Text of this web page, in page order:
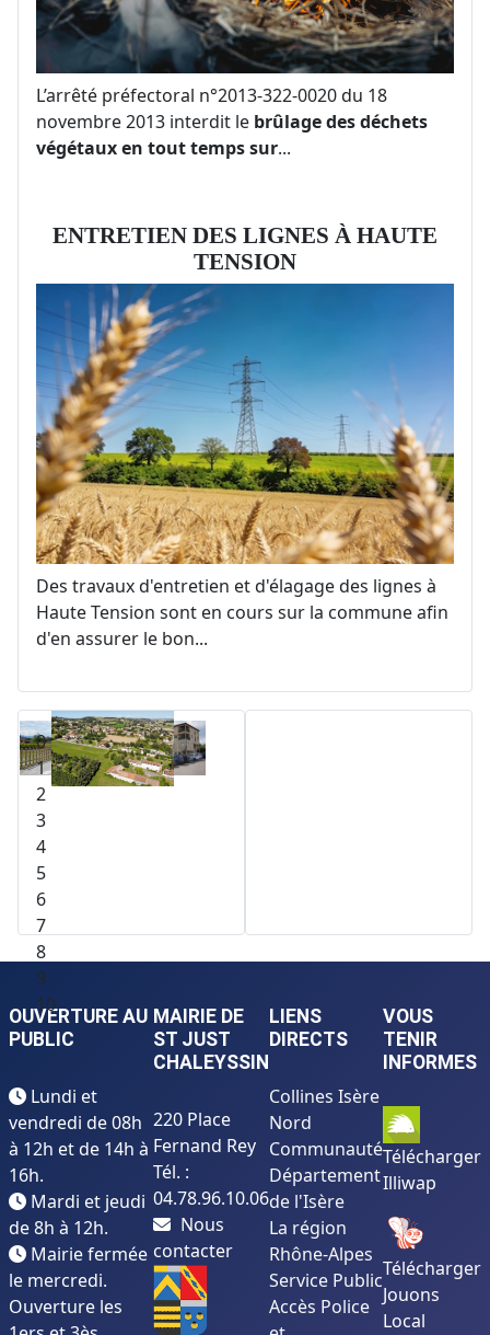
L’arrêté préfectoral n°2013-322-0020 du 18
novembre 2013 interdit le brûlage des déchets
végétaux en tout temps sur...
ENTRETIEN DES LIGNES À HAUTE
TENSION
Des travaux d'entretien et d'élagage des lignes à
Haute Tension sont en cours sur la commune afin
d'en assurer le bon...
0
1
2
3
4
5
6
7
8
9
10
OUVERTURE AU
PUBLIC
Lundi et
vendredi de 08h
à 12h et de 14h à
16h.
Mardi et jeudi
de 8h à 12h.
Mairie fermée
le mercredi.
Ouverture les
MAIRIE DE
ST JUST
CHALEYSSIN
220 Place
Fernand Rey
Tél. :
04.78.96.10.06
Nous
contacter
LIENS
DIRECTS
Collines Isère
Nord
Communauté
Département
de l'Isère
La région
Rhône-Alpes
Service Public
Accès Police
VOUS
TENIR
INFORMES
Télécharger
Illiwap
Télécharger
Jouons
Local